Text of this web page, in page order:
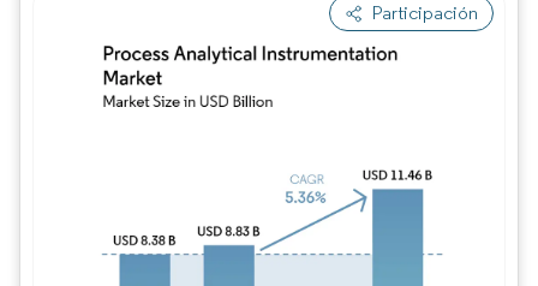
Participación